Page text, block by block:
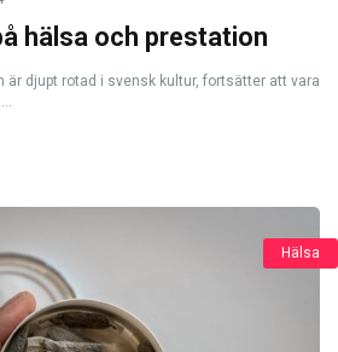
hälsa och prestation
är djupt rotad i svensk kultur, fortsätter att vara
Hälsa